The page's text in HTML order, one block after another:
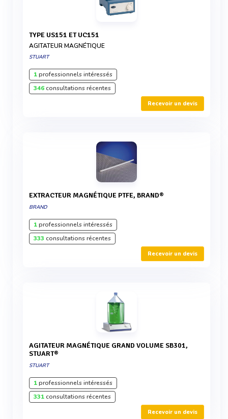
TYPE US151 ET UC151
AGITATEUR MAGNÉTIQUE
STUART
1professionnels intéressés
346consultations récentes
Recevoir un devis
EXTRACTEUR MAGNÉTIQUE PTFE, BRAND®
BRAND
1professionnels intéressés
333 consultations récentes
Recevoir un devis
AGITATEUR MAGNÉTIQUE GRAND VOLUME SB301,
STUART®
STUART
1professionnels intéressés
331consultations récentes
Recevoir un devis